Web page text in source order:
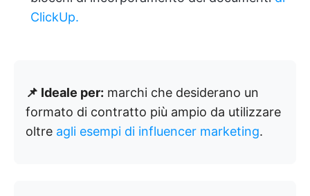
ClickUp.
📌 Ideale per: marchi che desiderano un
formato di contratto più ampio da utilizzare
oltre agli esempi di influencer marketing.